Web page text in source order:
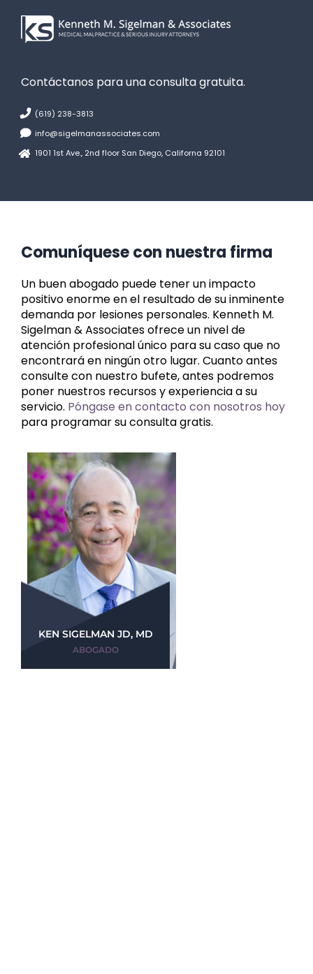
Contáctanos para una consulta gratuita.
(619) 238-3813
info@sigelmanassociates.com
1901 1st Ave., 2nd floor San Diego, Californa 92101
Comuníquese con nuestra firma
Un buen abogado puede tener un impacto
positivo enorme en el resultado de su inminente
demanda por lesiones personales. Kenneth M.
Sigelman & Associates ofrece un nivel de
atención profesional único para su caso que no
encontrará en ningún otro lugar. Cuanto antes
consulte con nuestro bufete, antes podremos
poner nuestros recursos y experiencia a su
servicio. Póngase en contacto con nosotros hoy
para programar su consulta gratis.
KEN SIGELMAN JD, MD
ABOGADO